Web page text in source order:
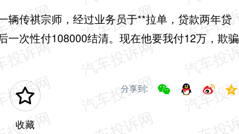
辆传祺宗师，经过业务员于**拉单，贷款两年贷
次性付108000结清。现在他要我付12万，欺骗
收藏
分享到: